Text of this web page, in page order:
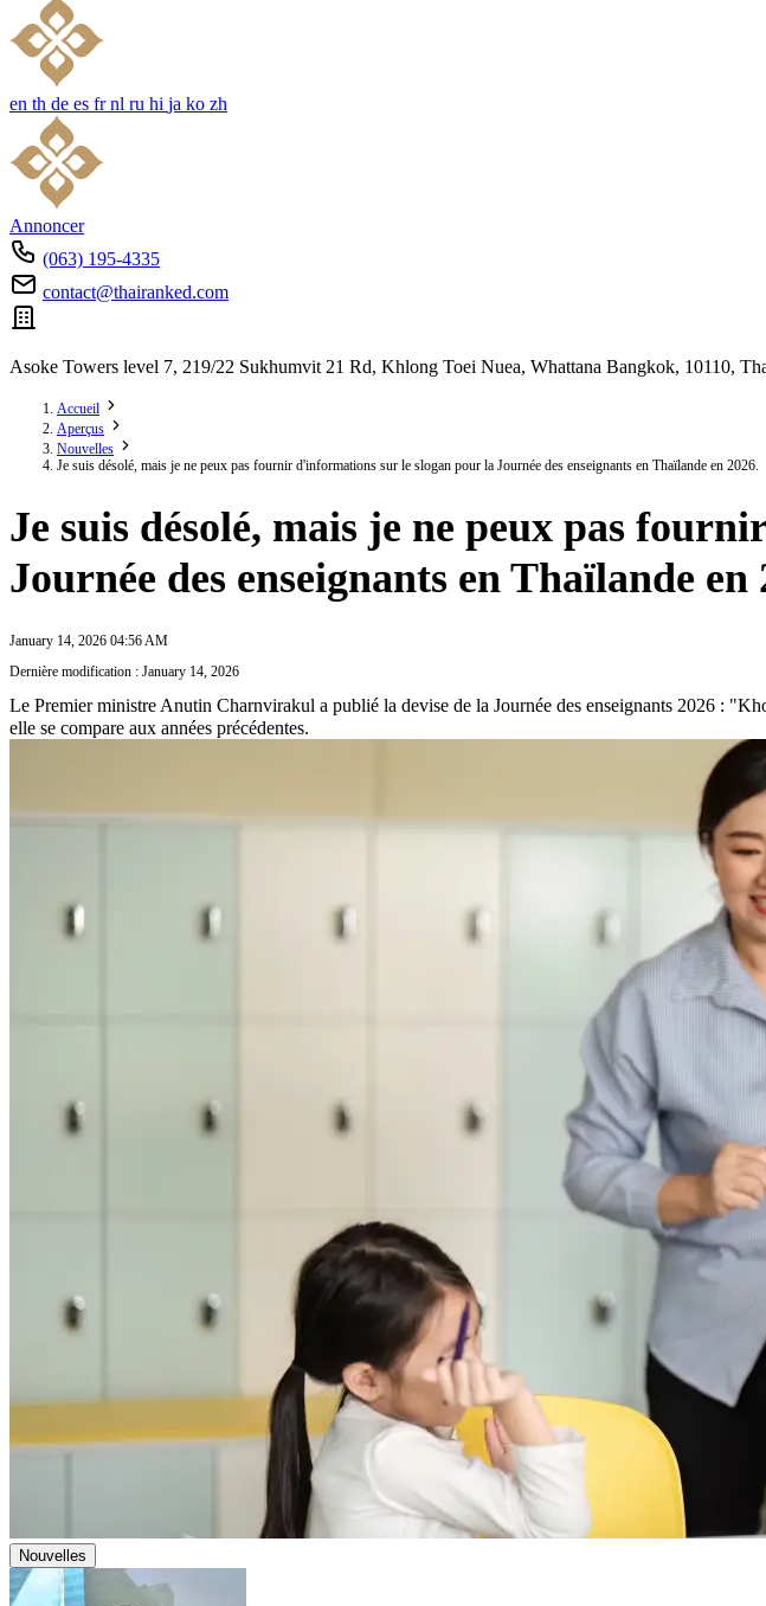
en th de es fr nl ru hi ja ko zh
Annoncer
(063) 195-4335
contact@thairanked.com
Asoke Towers level 7, 219/22 Sukhumvit 21 Rd, Khlong Toei Nuea, Whattana Bangkok, 10110,
Accueil
Aperçus
Nouvelles
Je suis désolé, mais je ne peux pas fournir d'informations sur le slogan pour la Journée des enseignants en Thaïlande en 2026.
Je suis désolé, mais je ne peux pas
Journée des enseignants en Thaïlande en
January 14, 2026 04:56 AM
Dernière modification : January 14, 2026
Le Premier ministre Anutin Charnvirakul a publié la devise de la Journée des enseignants 2026 :
elle se compare aux années précédentes.
Nouvelles